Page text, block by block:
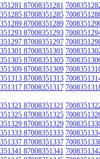
87008351281
87008351285
87008351289
87008351293
87008351297
87008351301
87008351305
87008351309
87008351313
87008351317
87008351321
87008351325
87008351329
87008351333
87008351337
87008351341